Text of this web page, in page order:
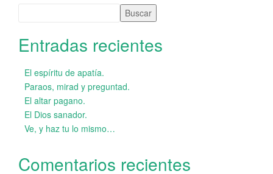
Buscar
Entradas recientes
El espíritu de apatía.
Paraos, mirad y preguntad.
El altar pagano.
El Dios sanador.
Ve, y haz tu lo mismo…
Comentarios recientes